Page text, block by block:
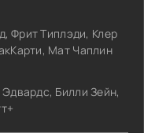
Фрит Типлэди, Клер
Мат Чаплин
Билли Зейн,